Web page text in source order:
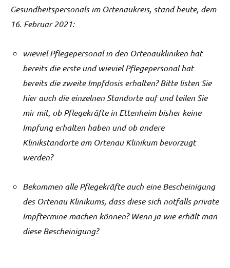
Gesundheitspersonals im Ortenaukreis, stand heute, dem
16. Februar 2021:
wieviel Pflegepersonal in den Ortenaukliniken hat
bereits die erste und wieviel Pflegepersonal hat
bereits die zweite Impfdosis erhalten? Bitte listen Sie
hier auch die einzelnen Standorte auf und teilen Sie
mir mit, ob Pflegekräfte in Ettenheim bisher keine
Impfung erhalten haben und ob andere
Klinikstandorte am Ortenau Klinikum bevorzugt
werden?
Bekommen alle Pflegekräfte auch eine Bescheinigung
des Ortenau Klinikums, dass diese sich notfalls private
Impftermine machen können? Wenn ja wie erhält man
diese Bescheinigung?